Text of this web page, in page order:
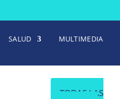
SALUD MULTIMEDIA
TODAS LAS